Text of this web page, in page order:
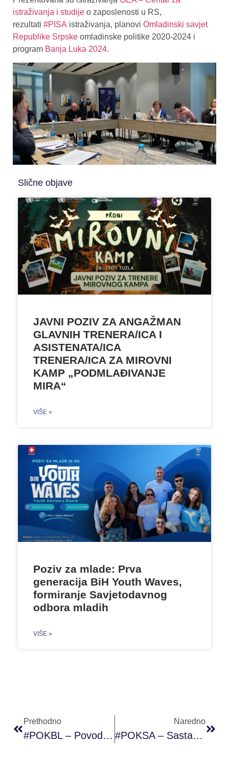
istraživanja i studije o zaposlenosti u RS,
rezultati #PISA istraživanja, planovi Omladinski savjet
Republike Srpske omladinske politike 2020-2024 i
program Banja Luka 2024.
Slične objave
JAVNI POZIV ZA ANGAŽMAN
GLAVNIH TRENERA/ICA I
ASISTENATA/ICA
TRENERA/ICA ZA MIROVNI
KAMP „PODMLAĐIVANJE
MIRA“
VIŠE »
Poziv za mlade: Prva
generacija BiH Youth Waves,
formiranje Savjetodavnog
odbora mladih
VIŠE »
Prethodno
#POKBL – Povodom Obilježavanja Narandžastog Dana Podržali Smo Organizovanje Javne Diskusije O Sajber Nasilju Nad Ženama I Djevojčicama (25.02.2020.)
Naredno
#POKSA – Sastanak Sa Volonterima, Gdje Smo Razgovarali O Budućim Aktivnostima Koje Će Oni Realizovati U Našem Klubu, Te Kako Napisati I Realizovati Svoje Radionice (26.02.2020.)